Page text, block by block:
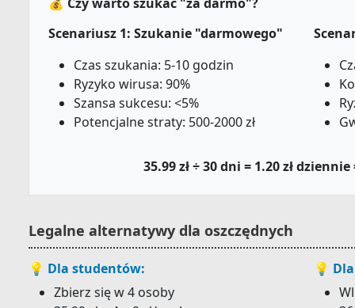
Scenariusz 1: Szukanie "darmowego"
Czas szukania: 5-10 godzin
Ryzyko wirusa: 90%
Szansa sukcesu: <5%
Potencjalne straty: 500-2000 zł
35.99 zł ÷ 30 dni = 1.20 zł
Legalne alternatywy dla oszczędnych
💡 Dla studentów:
Zbierz się w 4 osoby
💡